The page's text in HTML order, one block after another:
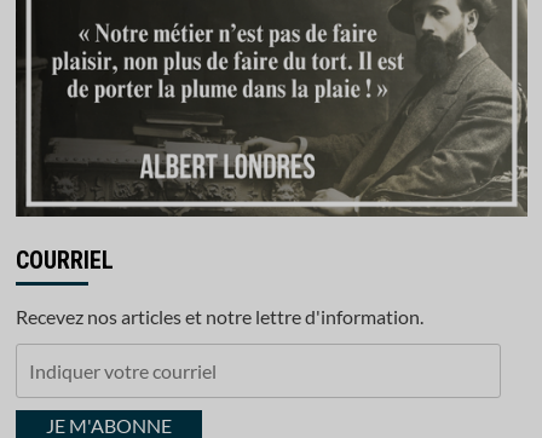
COURRIEL
Recevez nos articles et notre lettre d'information.
courrielJE M'ABONNE